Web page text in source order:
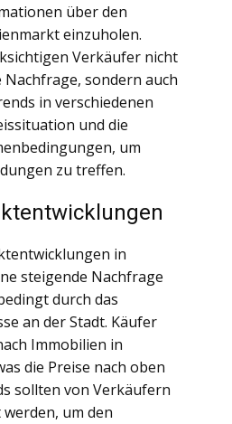
über den
einzuholen.
Verkäufer nicht
sondern auch
in verschiedenen
und die
um
zu treffen.
in
steigende Nachfrage
durch das
an der Stadt. Käufer
Immobilien in
die Preise nach oben
sollten von Verkäufern
um den